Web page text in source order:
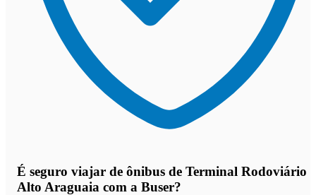
É seguro viajar de ônibus de Terminal Rodoviário
Alto Araguaia com a Buser?